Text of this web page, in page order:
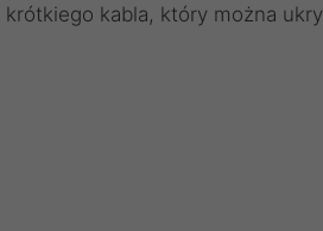
krótkiego kabla, który można